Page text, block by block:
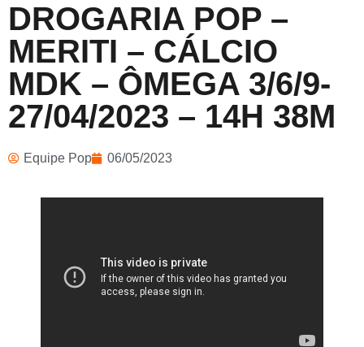
DROGARIA POP –
MERITI – CÁLCIO
MDK – ÔMEGA 3/6/9-
27/04/2023 – 14H 38M
Equipe Pop 06/05/2023